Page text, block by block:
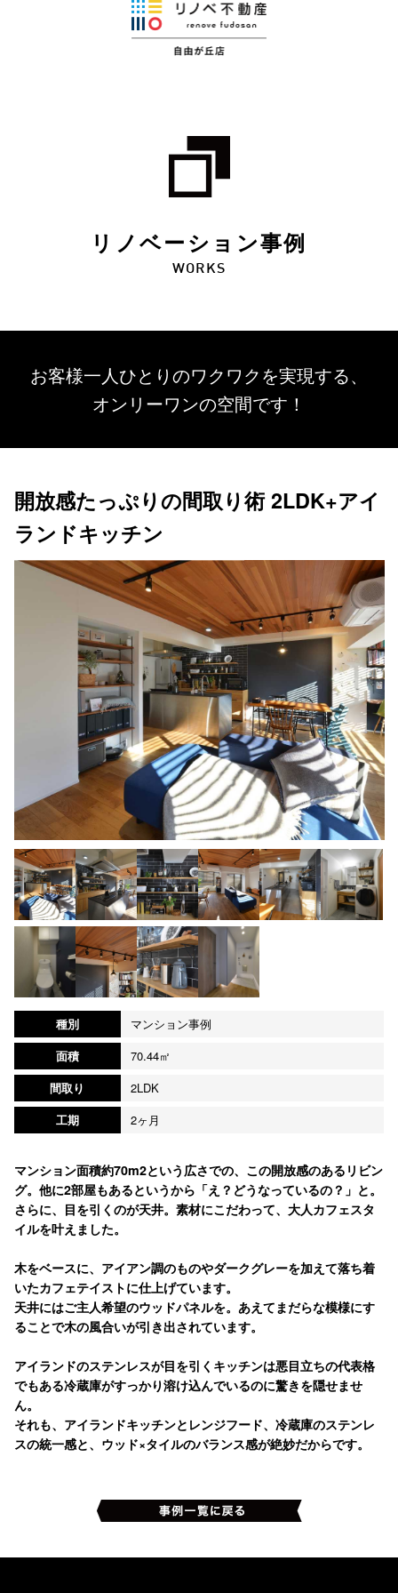
リノベーション事例
WORKS
お客様一人ひとりのワクワクを実現する、
オンリーワンの空間です！
開放感たっぷりの間取り術 2LDK+アイ
ランドキッチン
種別
マンション事例
面積
70.44㎡
間取り
2LDK
工期
2ヶ月
マンション面積約70m2という広さでの、この開放感のあるリビン
グ。他に2部屋もあるというから「え？どうなっているの？」と。
さらに、目を引くのが天井。素材にこだわって、大人カフェスタ
イルを叶えました。
木をベースに、アイアン調のものやダークグレーを加えて落ち着
いたカフェテイストに仕上げています。
天井にはご主人希望のウッドパネルを。あえてまだらな模様にす
ることで木の風合いが引き出されています。
アイランドのステンレスが目を引くキッチンは悪目立ちの代表格
でもある冷蔵庫がすっかり溶け込んでいるのに驚きを隠せませ
ん。
それも、アイランドキッチンとレンジフード、冷蔵庫のステンレ
スの統一感と、ウッド×タイルのバランス感が絶妙だからです。